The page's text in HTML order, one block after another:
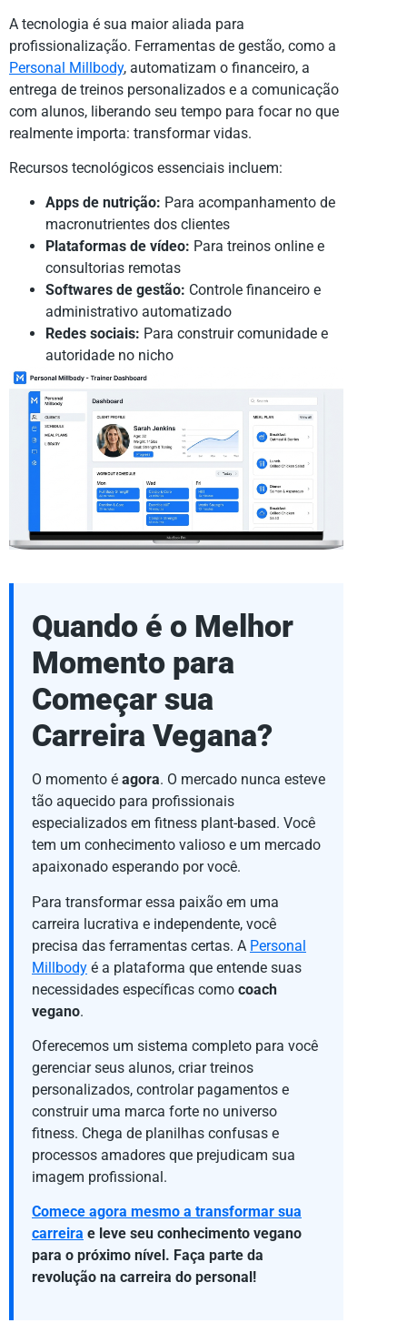
A tecnologia é sua maior aliada para
profissionalização. Ferramentas de gestão, como a
Personal Millbody, automatizam o financeiro, a
entrega de treinos personalizados e a comunicação
com alunos, liberando seu tempo para focar no que
realmente importa: transformar vidas.
Recursos tecnológicos essenciais incluem:
Apps de nutrição: Para acompanhamento de
macronutrientes dos clientes
Plataformas de vídeo: Para treinos online e
consultorias remotas
Softwares de gestão: Controle financeiro e
administrativo automatizado
Redes sociais: Para construir comunidade e
autoridade no nicho
Quando é o Melhor
Momento para
Começar sua
Carreira Vegana?
O momento é agora. O mercado nunca esteve
tão aquecido para profissionais
especializados em fitness plant-based. Você
tem um conhecimento valioso e um mercado
apaixonado esperando por você.
Para transformar essa paixão em uma
carreira lucrativa e independente, você
precisa das ferramentas certas. A Personal
Millbody é a plataforma que entende suas
necessidades específicas como coach
vegano.
Oferecemos um sistema completo para você
gerenciar seus alunos, criar treinos
personalizados, controlar pagamentos e
construir uma marca forte no universo
fitness. Chega de planilhas confusas e
processos amadores que prejudicam sua
imagem profissional.
Comece agora mesmo a transformar sua
carreira e leve seu conhecimento vegano
para o próximo nível. Faça parte da
revolução na carreira do personal!